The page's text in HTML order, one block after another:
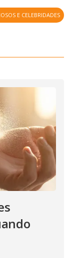
E CELEBRIDADES